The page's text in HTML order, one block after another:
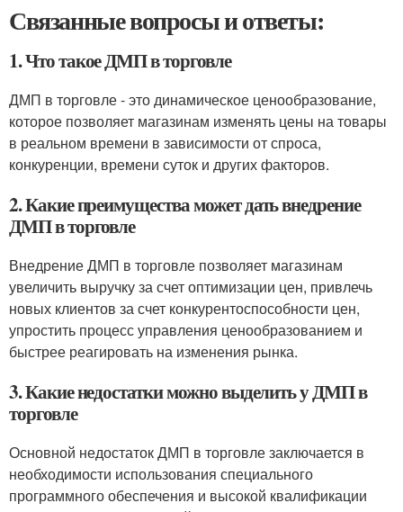
Связанные вопросы и ответы:
1. Что такое ДМП в торговле
ДМП в торговле - это динамическое ценообразование,
которое позволяет магазинам изменять цены на товары
в реальном времени в зависимости от спроса,
конкуренции, времени суток и других факторов.
2. Какие преимущества может дать внедрение
ДМП в торговле
Внедрение ДМП в торговле позволяет магазинам
увеличить выручку за счет оптимизации цен, привлечь
новых клиентов за счет конкурентоспособности цен,
упростить процесс управления ценообразованием и
быстрее реагировать на изменения рынка.
3. Какие недостатки можно выделить у ДМП в
торговле
Основной недостаток ДМП в торговле заключается в
необходимости использования специального
программного обеспечения и высокой квалификации